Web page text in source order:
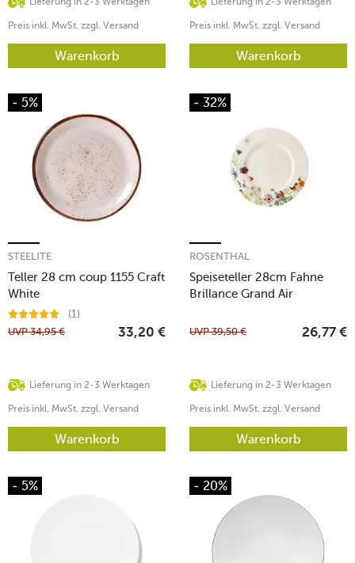
Preis inkl. MwSt. zzgl. Versand
Warenkorb
Preis inkl. MwSt. zzgl. Versand
Warenkorb
- 5%
Teller 28 cm coup 1155 Craft
White
STEELITE
(1)
Lieferung in 2-3 Werktagen
UVP34,95 € 33,20 €
Preis inkl. MwSt. zzgl. Versand
Warenkorb
- 32%
Speiseteller 28cm Fahne
Brillance Grand Air
ROSENTHAL
Lieferung in 2-3 Werktagen
UVP39,50 € 26,77 €
Preis inkl. MwSt. zzgl. Versand
Warenkorb
- 5% - 20%